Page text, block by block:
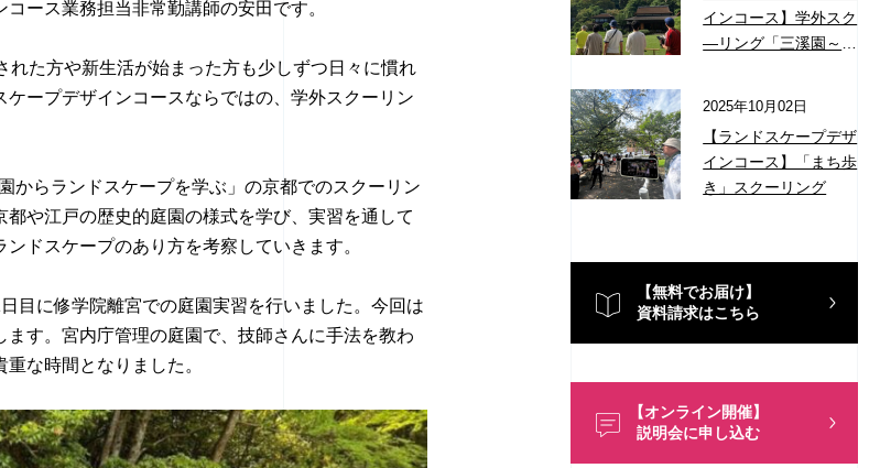
ース業務担当非常勤講師の安田です。
れた方や新生活が始まった方も少しずつ日々に慣れ
ープデザインコースならではの、学外スクーリン
からランドスケープを学ぶ」の京都でのスクーリン
や江戸の歴史的庭園の様式を学び、実習を通して
ドスケープのあり方を考察していきます。
日目に修学院離宮での庭園実習を行いました。今回は
ます。宮内庁管理の庭園で、技師さんに手法を教わ
な時間となりました。
インコース】学外スク
―リング「三溪園～古
2025年10月02日
【ランドスケープデザ
インコース】「まち歩
き」スクーリング
【無料でお届け】
資料請求はこちら
【オンライン開催】
説明会に申し込む